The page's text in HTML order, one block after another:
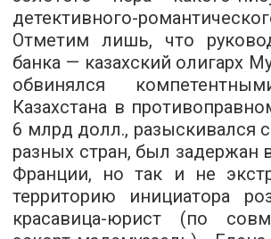
детективного-
Отметим лишь, что
банка — казахский олигарх
обвинялся
Казахстана в
6 млрд долл., разыскивался
разных стран, был задержан
Франции, но так и не
территорию инициатора
красавица-юрист (по